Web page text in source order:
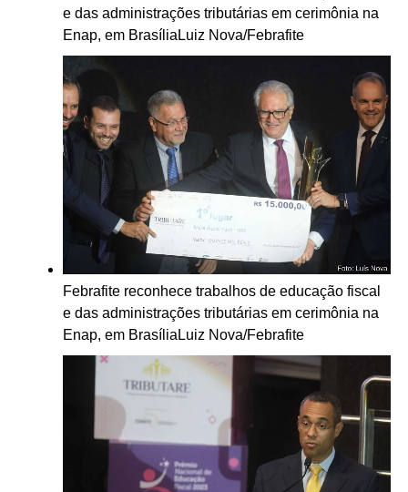
e das administrações tributárias em cerimônia na
Enap, em Brasília Luiz Nova/Febrafite
Febrafite reconhece trabalhos de educação fiscal
e das administrações tributárias em cerimônia na
Enap, em Brasília Luiz Nova/Febrafite